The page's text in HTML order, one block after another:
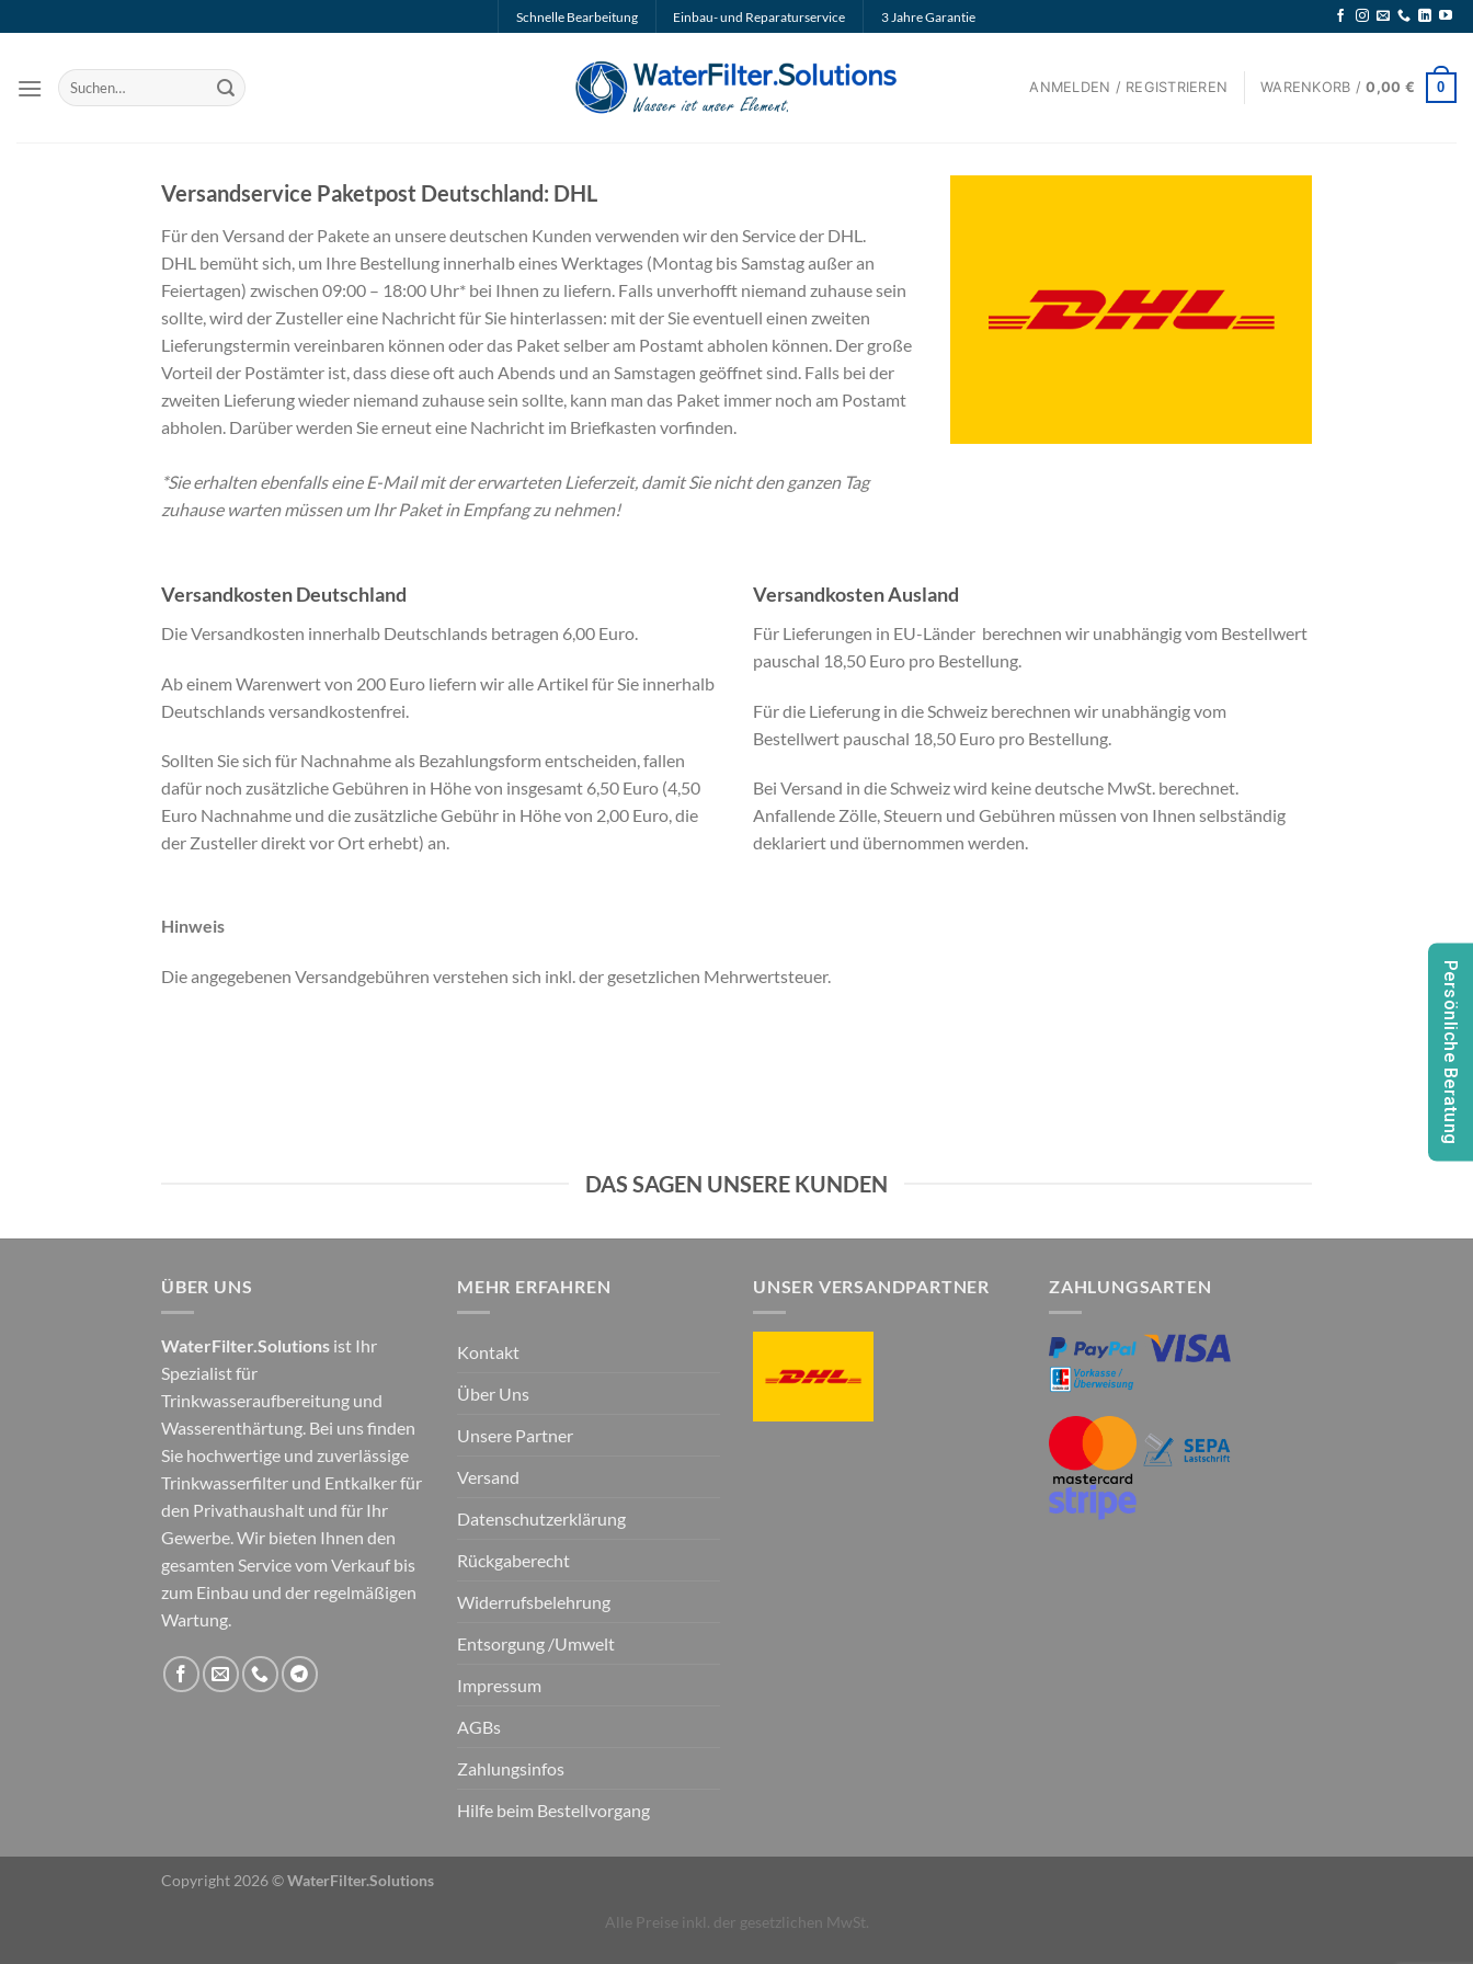
Inhalt
Schnelle Bearbeitung Einbau- und Reparaturservice 3 Jahre Garantie
Suchen
nach:
ANMELDEN / REGISTRIEREN WARENKORB /0,00 € 0
Versandservice Paketpost Deutschland: DHL
Für den Versand der Pakete an unsere deutschen Kunden verwenden wir den Service der DHL.
DHL bemüht sich, um Ihre Bestellung innerhalb eines Werktages (Montag bis Samstag außer an
Feiertagen) zwischen 09:00 – 18:00 Uhr* bei Ihnen zu liefern. Falls unverhofft niemand zuhause sein
sollte, wird der Zusteller eine Nachricht für Sie hinterlassen: mit der Sie eventuell einen zweiten
Lieferungstermin vereinbaren können oder das Paket selber am Postamt abholen können. Der große
Vorteil der Postämter ist, dass diese oft auch Abends und an Samstagen geöffnet sind. Falls bei der
zweiten Lieferung wieder niemand zuhause sein sollte, kann man das Paket immer noch am Postamt
abholen. Darüber werden Sie erneut eine Nachricht im Briefkasten vorfinden.
*Sie erhalten ebenfalls eine E-Mail mit der erwarteten Lieferzeit, damit Sie nicht den ganzen Tag
zuhause warten müssen um Ihr Paket in Empfang zu nehmen!
Versandkosten Deutschland
Die Versandkosten innerhalb Deutschlands betragen 6,00 Euro.
Ab einem Warenwert von 200 Euro liefern wir alle Artikel für Sie innerhalb
Deutschlands versandkostenfrei.
Sollten Sie sich für Nachnahme als Bezahlungsform entscheiden, fallen
dafür noch zusätzliche Gebühren in Höhe von insgesamt 6,50 Euro (4,50
Euro Nachnahme und die zusätzliche Gebühr in Höhe von 2,00 Euro, die
der Zusteller direkt vor Ort erhebt) an.
Versandkosten Ausland
Für Lieferungen in EU-Länder berechnen wir unabhängig vom Bestellwert
pauschal 18,50 Euro pro Bestellung.
Für die Lieferung in die Schweiz berechnen wir unabhängig vom
Bestellwert pauschal 18,50 Euro pro Bestellung.
Bei Versand in die Schweiz wird keine deutsche MwSt. berechnet.
Anfallende Zölle, Steuern und Gebühren müssen von Ihnen selbständig
deklariert und übernommen werden.
Hinweis
Die angegebenen Versandgebühren verstehen sich inkl. der gesetzlichen Mehrwertsteuer.
DAS SAGEN UNSERE KUNDEN
ÜBER UNS
WaterFilter.Solutions ist Ihr
Spezialist für
Trinkwasseraufbereitung und
Wasserenthärtung. Bei uns finden
Sie hochwertige und zuverlässige
Trinkwasserfilter und Entkalker für
den Privathaushalt und für Ihr
Gewerbe. Wir bieten Ihnen den
gesamten Service vom Verkauf bis
zum Einbau und der regelmäßigen
Wartung.
MEHR ERFAHREN
Kontakt
Über Uns
Unsere Partner
Versand
Datenschutzerklärung
Rückgaberecht
Widerrufsbelehrung
Entsorgung /Umwelt
Impressum
AGBs
Zahlungsinfos
Hilfe beim Bestellvorgang
UNSER VERSANDPARTNER ZAHLUNGSARTEN
Copyright 2026 ©WaterFilter.Solutions
Alle Preise inkl. der gesetzlichen MwSt.
Persönliche Beratung